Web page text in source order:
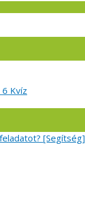
6 Kvíz
[Segítség]